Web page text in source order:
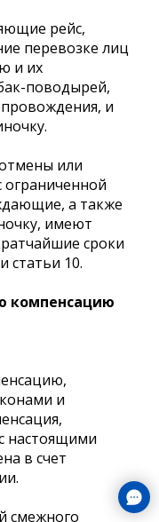
рейс,
перевозке лиц
и их
поводырей,
и
или
а также
имеют
сроки
статьи 10.
компенсацию
и
настоящими
в счет
смежного